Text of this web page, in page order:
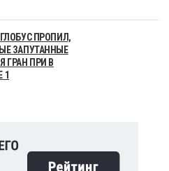
ПРОПИЛ,
ЗАПУТАННЫЕ
ГРАН ПРИ В
1